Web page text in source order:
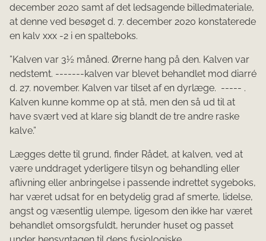
december 2020 samt af det ledsagende billedmateriale,
at denne ved besøget d. 7. december 2020 konstaterede
en kalv xxx -2 i en spalteboks.
”Kalven var 3½ måned. Ørerne hang på den. Kalven var
nedstemt. -------kalven var blevet behandlet mod diarré
d. 27. november. Kalven var tilset af en dyrlæge. ----- .
Kalven kunne komme op at stå, men den så ud til at
have svært ved at klare sig blandt de tre andre raske
kalve.”
Lægges dette til grund, finder Rådet, at kalven, ved at
være unddraget yderligere tilsyn og behandling eller
aflivning eller anbringelse i passende indrettet sygeboks,
har været udsat for en betydelig grad af smerte, lidelse,
angst og væsentlig ulempe, ligesom den ikke har været
behandlet omsorgsfuldt, herunder huset og passet